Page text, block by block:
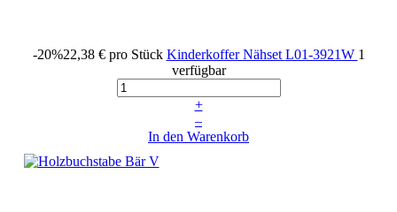
-20%22,38 € pro Stück Kinderkoffer Nähset L01-3921W 1
verfügbar
+
–
In den Warenkorb